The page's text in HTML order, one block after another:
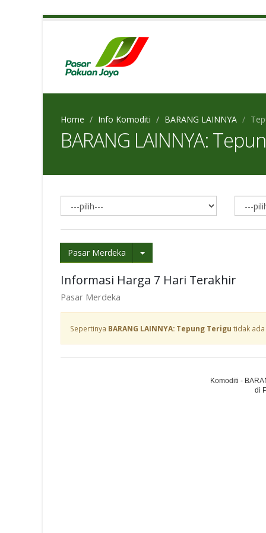
Home Info Komoditi BARANG LAINNYA
BARANG LAINNYA:
Pasar Merdeka
Informasi Harga 7 Hari Terakhir
Pasar Merdeka
Sepertinya BARANG LAINNYA: Tepung Terigu tidak ada
Komoditi -
di